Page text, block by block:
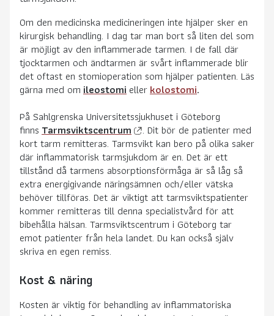
Om den medicinska medicineringen inte hjälper sker en
kirurgisk behandling. I dag tar man bort så liten del som
är möjligt av den inflammerade tarmen. I de fall där
tjocktarmen och ändtarmen är svårt inflammerade blir
det oftast en stomioperation som hjälper patienten. Läs
gärna med omileostomiellerkolostomi.
På Sahlgrenska Universitetssjukhuset i Göteborg
finnsTarmsviktscentrum . Dit bör de patienter med
kort tarm remitteras. Tarmsvikt kan bero på olika saker
där inflammatorisk tarmsjukdom är en. Det är ett
tillstånd då tarmens absorptionsförmåga är så låg så
extra energigivande näringsämnen och/eller vätska
behöver tillföras. Det är viktigt att tarmsviktspatienter
kommer remitteras till denna specialistvård för att
bibehålla hälsan. Tarmsviktscentrum i Göteborg tar
emot patienter från hela landet. Du kan också själv
skriva en egen remiss.
Kost & näring
Kosten är viktig för behandling av inflammatoriska